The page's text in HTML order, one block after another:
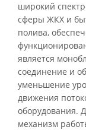
широкий
сферы ЖКХ и
полива,
является
соединение и
уменьшение
движения
оборудования.
механизм